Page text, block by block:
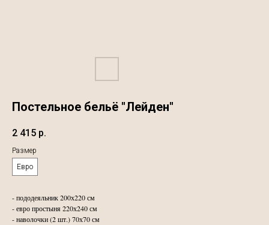
Постельное бельё "Лейден"
2 415 р.
Размер
Евро
- пододеяльник 200х220 см
- евро простыня 220х240 см
- наволочки (2 шт.) 70х70 см